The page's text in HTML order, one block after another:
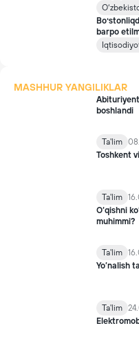
barpo
MASHHUR YANGILIKLAR
boshlandi
Ta'lim
Toshkent
Ta'lim
O‘qishni
muhimmi?
Ta'lim
Yo’nalish
Ta'lim